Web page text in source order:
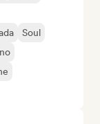
Soul